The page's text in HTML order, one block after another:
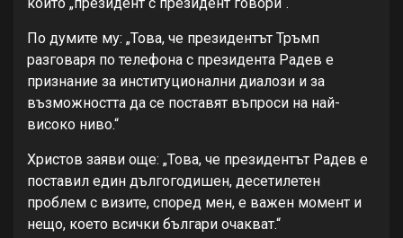
По думите му: „Това, че президентът Тръмп
разговаря по телефона с президента Радев е
признание за институционални диалози и за
възможността да се поставят въпроси на най-
високо ниво.“
Христов заяви още: „Това, че президентът Радев е
поставил един дългогодишен, десетилетен
проблем с визите, според мен, е важен момент и
нещо, което всички българи очакват.“